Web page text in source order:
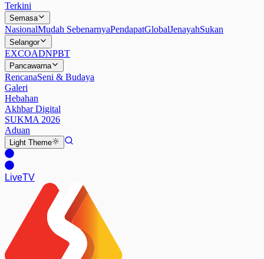
Terkini
Semasa
NasionalMudah SebenarnyaPendapatGlobalJenayahSukan
Selangor
EXCOADNPBT
Pancawarna
RencanaSeni & Budaya
Galeri
Hebahan
Akhbar Digital
SUKMA 2026
Aduan
Light Theme
LiveTV